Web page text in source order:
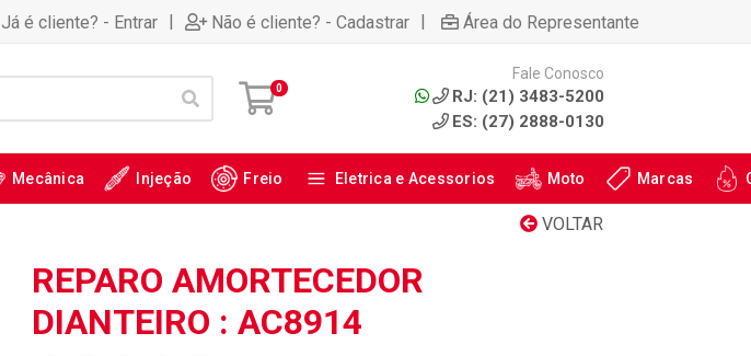
Já é cliente? - Entrar | Não é cliente? - Cadastrar | Área do Representante
0
Fale Conosco
RJ: (21) 3483-5200
ES: (27) 2888-0130
Mecânica Injeção Freio Eletrica e Acessorios Moto Marcas
VOLTAR
REPARO AMORTECEDOR
DIANTEIRO : AC8914